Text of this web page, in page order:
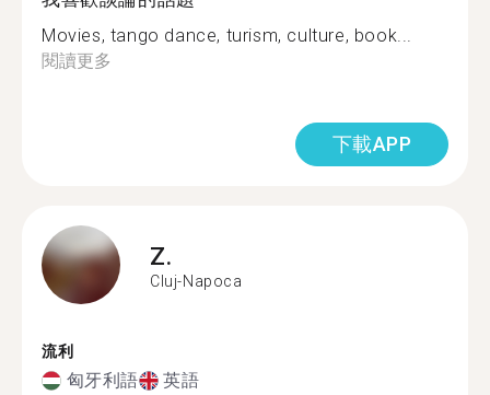
Movies, tango dance, turism, culture, book...
閱讀更多
下載APP
Z.
Cluj-Napoca
流利
匈牙利語 英語